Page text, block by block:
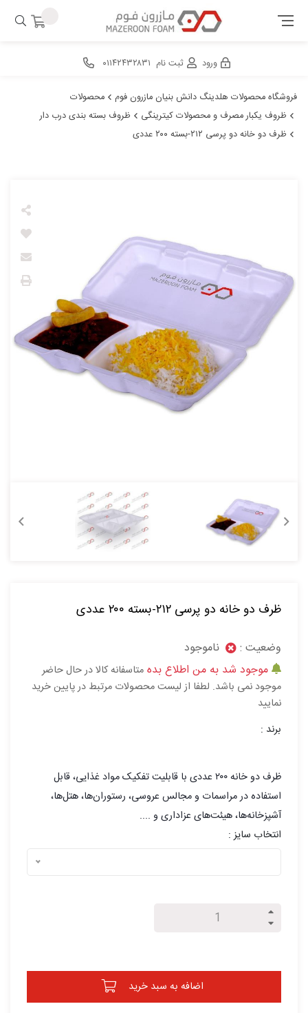
ورود ثبت نام ۰۱۱۴۲۴۳۲۸۳۱
فروشگاه محصولات هلدینگ دانش بنیان مازرون فوم
محصولات
ظروف یکبار مصرف و محصولات کیترینگی
ظروف بسته بندی درب دار
ظرف دو خانه دو پرسی ۲۱۲-بسته ۲۰۰ عددی
ظرف دو خانه دو پرسی ۲۱۲-بسته ۲۰۰ عددی
وضعیت :
ناموجود
موجود شد به من اطلاع بده متاسفانه کالا در حال حاضر
موجود نمی باشد. لطفا از لیست محصولات مرتبط در پایین خرید
نمایید
برند :
ظرف دو خانه ۲۰۰ عددی با قابلیت تفکیک مواد غذایی، قابل
استفاده در مراسمات و مجالس عروسی، رستوران‌ها، هتل‌ها،
آشپزخانه‌ها، هیئت‌های عزاداری و ....
انتخاب سایز :
اضافه به سبد خرید